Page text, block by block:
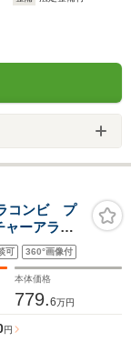
コンビ プ
ーアラー
ブハイビ
プレミアム
可 360°画像付
本体価格
779.6万円
円